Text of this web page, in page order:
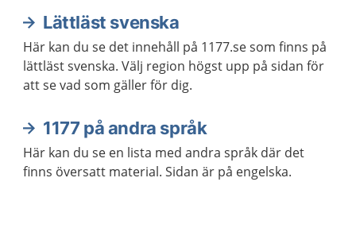
Lättläst svenska
Här kan du se det innehåll på 1177.se som finns på
lättläst svenska. Välj region högst upp på sidan för
att se vad som gäller för dig.
1177 på andra språk
Här kan du se en lista med andra språk där det
finns översatt material. Sidan är på engelska.